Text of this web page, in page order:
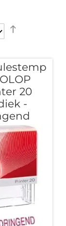
sorteren
20
-